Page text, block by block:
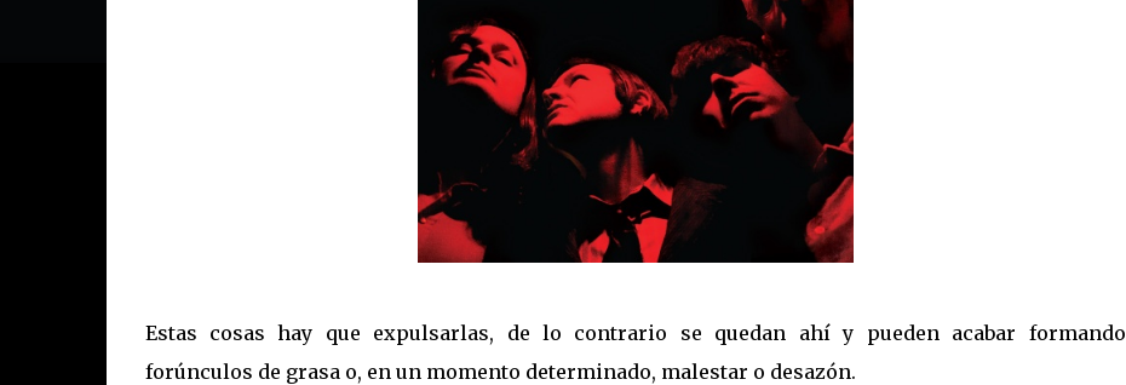
Estas cosas hay que expulsarlas, de lo contrario se quedan ahí y pueden acabar formando
forúnculos de grasa o, en un momento determinado, malestar o desazón.